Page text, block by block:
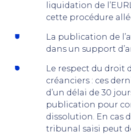
liquidation de
cette procédure
La publication de
dans un support
Le respect du droit
créanciers : ces
d’un délai de 30
publication pour
dissolution. En cas
tribunal saisi peut